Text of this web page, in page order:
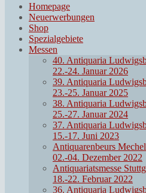
Homepage
Neuerwerbungen
Shop
Spezialgebiete
Messen
40. Antiquaria
22.-24. Januar 2026
39. Antiquaria
23.-25. Januar 2025
38. Antiquaria
25.-27. Januar 2024
37. Antiquaria
15.-17. Juni 2023
Antiquarenbeurs
02.-04. Dezember 2022
Antiquariatsmesse
18.-22. Februar 2022
36. Antiquaria